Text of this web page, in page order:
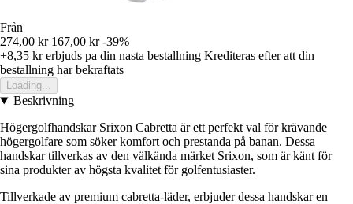
Från
274,00 kr 167,00 kr -39%
+8,35 krerbjuds pa din nasta bestallning Krediteras efter att din
bestallning har bekraftats
Loading...
Beskrivning
Högergolfhandskar Srixon Cabretta är ett perfekt val för krävande
högergolfare som söker komfort och prestanda på banan. Dessa
handskar tillverkas av den välkända märket Srixon, som är känt för
sina produkter av högsta kvalitet för golfentusiaster.
Tillverkade av premium cabretta-läder, erbjuder dessa handskar en